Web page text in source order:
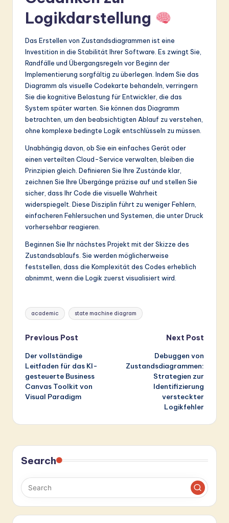
Logikdarstellung
Das Erstellen von Zustandsdiagrammen ist eine
Investition in die Stabilität Ihrer Software. Es zwingt Sie,
Randfälle und Übergangsregeln vor Beginn der
Implementierung sorgfältig zu überlegen. Indem Sie das
Diagramm als visuelle Codekarte behandeln, verringern
Sie die kognitive Belastung für Entwickler, die das
System später warten. Sie können das Diagramm
betrachten, um den beabsichtigten Ablauf zu verstehen,
ohne komplexe bedingte Logik entschlüsseln zu müssen.
Unabhängig davon, ob Sie ein einfaches Gerät oder
einen verteilten Cloud-Service verwalten, bleiben die
Prinzipien gleich. Definieren Sie Ihre Zustände klar,
zeichnen Sie Ihre Übergänge präzise auf und stellen Sie
sicher, dass Ihr Code die visuelle Wahrheit
widerspiegelt. Diese Disziplin führt zu weniger Fehlern,
einfacheren Fehlersuchen und Systemen, die unter Druck
vorhersehbar reagieren.
Beginnen Sie Ihr nächstes Projekt mit der Skizze des
Zustandsablaufs. Sie werden möglicherweise
feststellen, dass die Komplexität des Codes erheblich
abnimmt, wenn die Logik zuerst visualisiert wird.
Tags:
academic state machine diagram
Post
navigation
Previous Post
Der vollständige
Leitfaden für das KI-
gesteuerte Business
Canvas Toolkit von
Visual Paradigm
Next Post
Debuggen von
Zustandsdiagrammen:
Strategien zur
Identifizierung
versteckter
Logikfehler
Search